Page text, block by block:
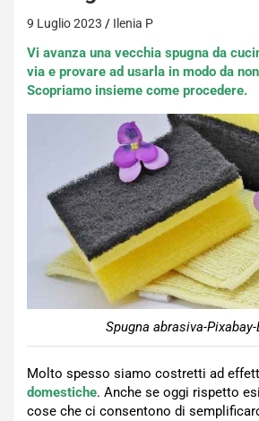
9 Luglio 2023 Ilenia P
Vi avanza una vecchia spugna da
via e provare ad usarla in modo da
Scopriamo insieme come procedere.
Spugna abrasiva-
Molto spesso siamo costretti ad
domestiche. Anche se oggi rispetto
cose che ci consentono di